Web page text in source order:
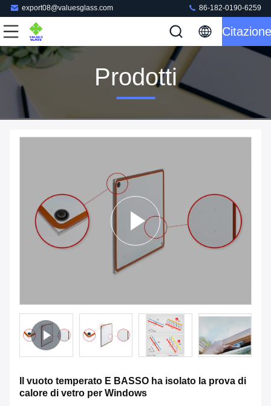
export08@valuesglass.com 86-182-0190-6259
Citazione
Prodotti
Il vuoto temperato E BASSO ha isolato la prova di
calore di vetro per Windows